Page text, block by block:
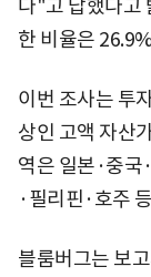
다"고 답했다고
한 비율은
이번 조사는 투
상인 고액 자산
역은 일본·중
·필리핀·호주
블룸버그는 보